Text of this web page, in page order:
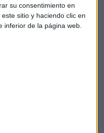
su consentimiento en
sitio y haciendo clic en
inferior de la página web.